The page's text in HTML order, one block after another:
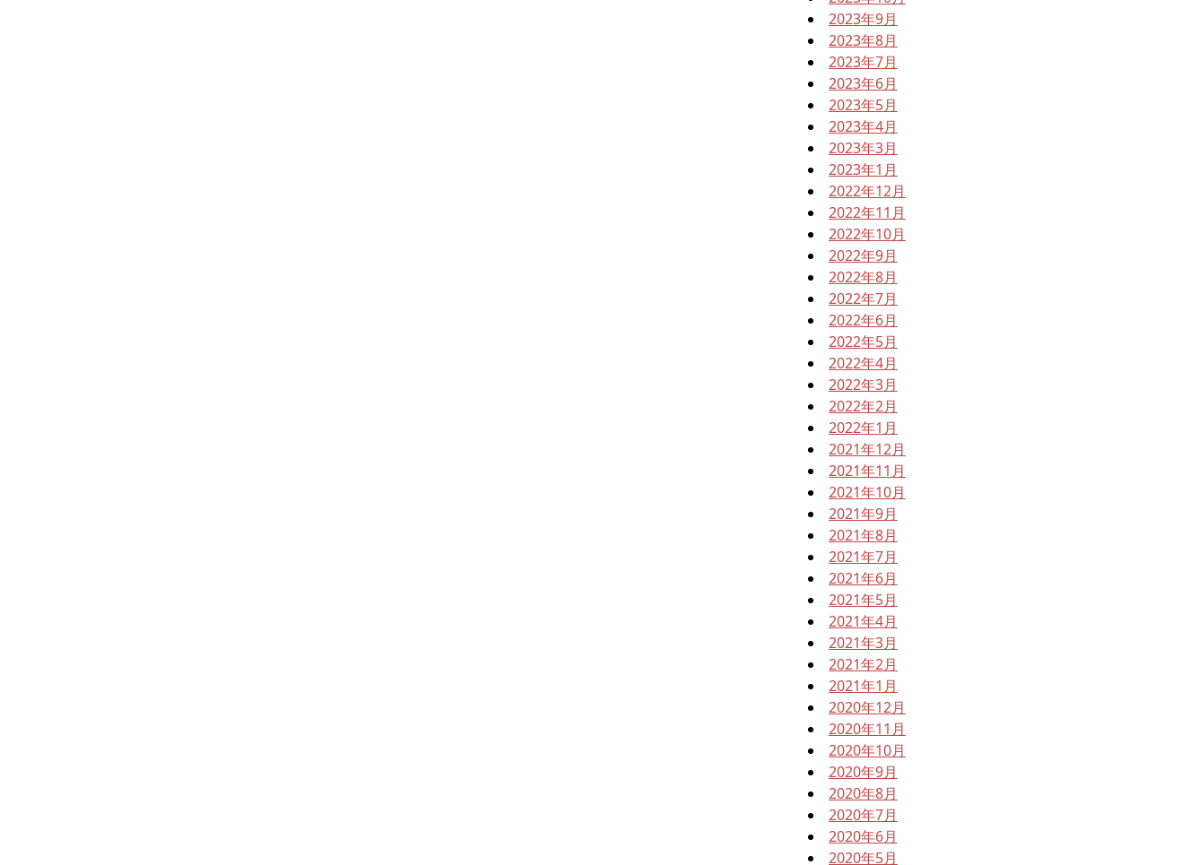
2023年9月
2023年8月
2023年7月
2023年6月
2023年5月
2023年4月
2023年3月
2023年1月
2022年12月
2022年11月
2022年10月
2022年9月
2022年8月
2022年7月
2022年6月
2022年5月
2022年4月
2022年3月
2022年2月
2022年1月
2021年12月
2021年11月
2021年10月
2021年9月
2021年8月
2021年7月
2021年6月
2021年5月
2021年4月
2021年3月
2021年2月
2021年1月
2020年12月
2020年11月
2020年10月
2020年9月
2020年8月
2020年7月
2020年6月
2020年5月